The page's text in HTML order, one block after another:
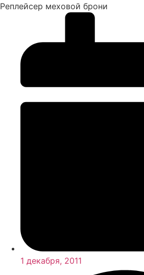
Реплейсер меховой брони
1 декабря, 2011